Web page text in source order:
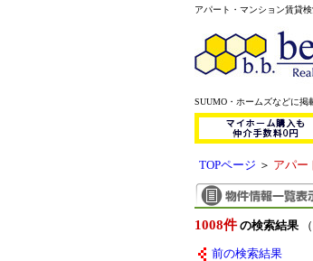
アパート・マンション賃貸
SUUMO・ホームズなどに掲
TOPページ ＞ アパー
1008件 の検索結果（
前の検索結果